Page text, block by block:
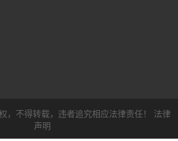
，不得转载，违者追究相应法律责任！ 法律
声明